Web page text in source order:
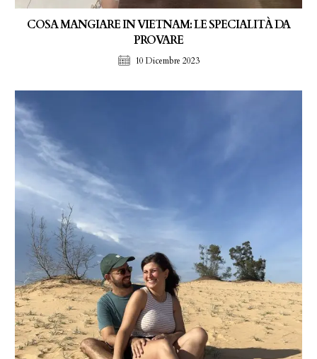
COSA MANGIARE IN VIETNAM: LE SPECIALITÀ DA
PROVARE
10 Dicembre 2023